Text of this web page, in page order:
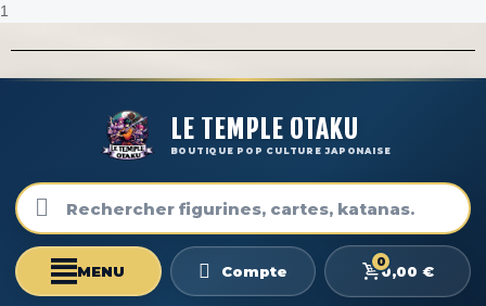
1
LE TEMPLE OTAKU
BOUTIQUE POP CULTURE JAPONAISE
Compte
0
0,00 €